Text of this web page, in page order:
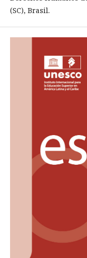
(SC), Brasil.